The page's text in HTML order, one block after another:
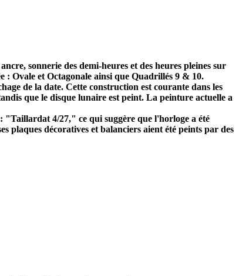
sonnerie des demi-heures et des heures pleines sur
: Ovale et Octagonale ainsi que Quadrillés 9 & 10.
de la date. Cette construction est courante dans les
que le disque lunaire est peint. La peinture actuelle a
4/27," ce qui suggère que l'horloge a été
plaques décoratives et balanciers aient été peints par des